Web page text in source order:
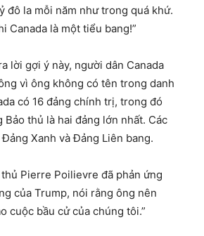
đô la mỗi năm như trong quá khứ.
Canada là một tiểu bang!”
lời gợi ý này, người dân Canada
vì ông không có tên trong danh
có 16 đảng chính trị, trong đó
thủ là hai đảng lớn nhất. Các
Xanh và Đảng Liên bang.
Pierre Poilievre đã phản ứng
của Trump, nói rằng ông nên
cuộc bầu cử của chúng tôi.”